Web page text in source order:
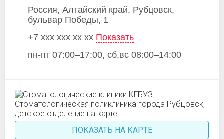
Россия, Алтайский край, Рубцовск,
бульвар Победы, 1
+7 xxx xxx xx xx Показать
пн-пт 07:00–17:00, сб,вс 08:00–14:00
ПОКАЗАТЬ НА КАРТЕ